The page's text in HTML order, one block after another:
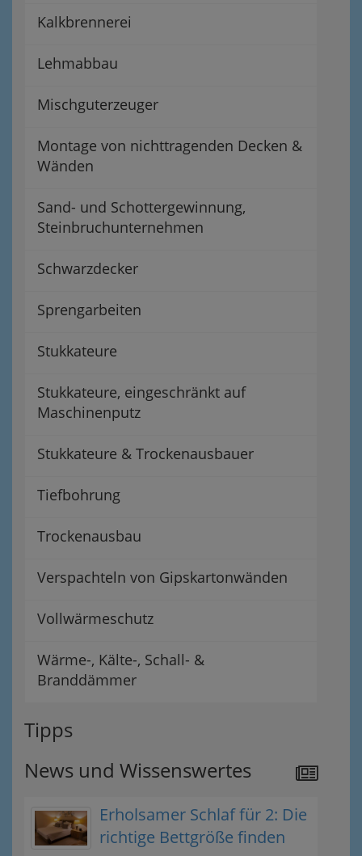
Kalkbrennerei
Lehmabbau
Mischguterzeuger
Montage von nichttragenden Decken &
Wänden
Sand- und Schottergewinnung,
Steinbruchunternehmen
Schwarzdecker
Sprengarbeiten
Stukkateure
Stukkateure, eingeschränkt auf
Maschinenputz
Stukkateure & Trockenausbauer
Tiefbohrung
Trockenausbau
Verspachteln von Gipskartonwänden
Vollwärmeschutz
Wärme-, Kälte-, Schall- &
Branddämmer
Tipps
News und Wissenswertes
Erholsamer Schlaf für 2: Die
richtige Bettgröße finden